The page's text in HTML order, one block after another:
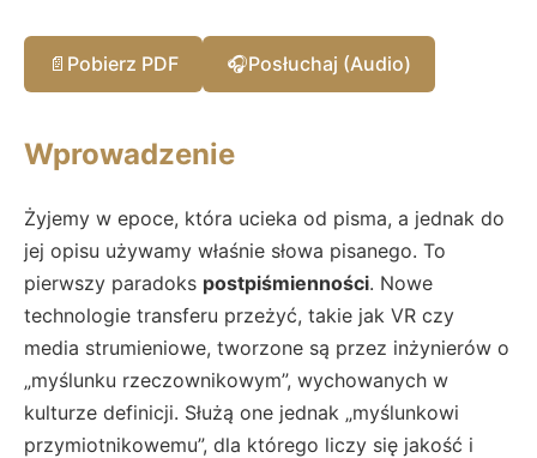
📄 Pobierz PDF 🎧Posłuchaj (Audio)
Wprowadzenie
Żyjemy w epoce, która ucieka od pisma, a jednak do
jej opisu używamy właśnie słowa pisanego. To
pierwszy paradoks postpiśmienności. Nowe
technologie transferu przeżyć, takie jak VR czy
media strumieniowe, tworzone są przez inżynierów o
„myślunku rzeczownikowym”, wychowanych w
kulturze definicji. Służą one jednak „myślunkowi
przymiotnikowemu”, dla którego liczy się jakość i